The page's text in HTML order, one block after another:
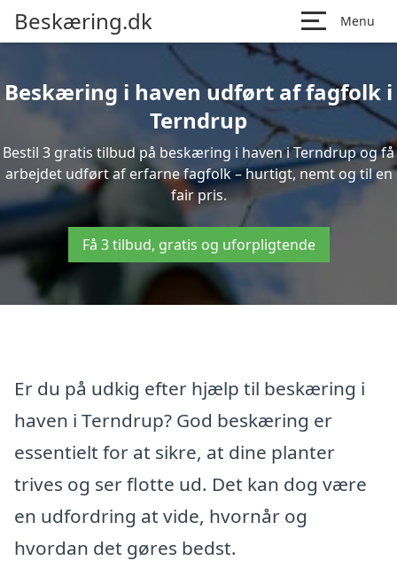
Beskæring.dk Menu
Beskæring i haven udført af fagfolk i
Terndrup
Bestil 3 gratis tilbud på beskæring i haven i Terndrup og få
arbejdet udført af erfarne fagfolk – hurtigt, nemt og til en
fair pris.
Få 3 tilbud, gratis og uforpligtende
Er du på udkig efter hjælp til beskæring i
haven i Terndrup? God beskæring er
essentielt for at sikre, at dine planter
trives og ser flotte ud. Det kan dog være
en udfordring at vide, hvornår og
hvordan det gøres bedst.